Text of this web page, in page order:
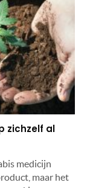
zichzelf al
medicijn
maar het